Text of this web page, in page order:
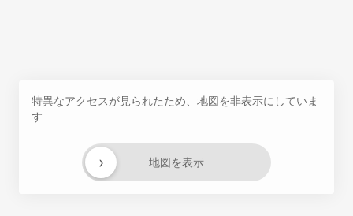
特異なアクセスが見られたため、地図を非表示にしていま
す
地図を表示
›